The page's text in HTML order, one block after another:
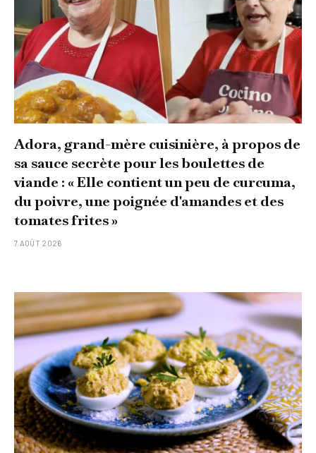
Adora, grand-mère cuisinière, à propos de
sa sauce secrète pour les boulettes de
viande : « Elle contient un peu de curcuma,
du poivre, une poignée d'amandes et des
tomates frites »
7 AOÛT 2026